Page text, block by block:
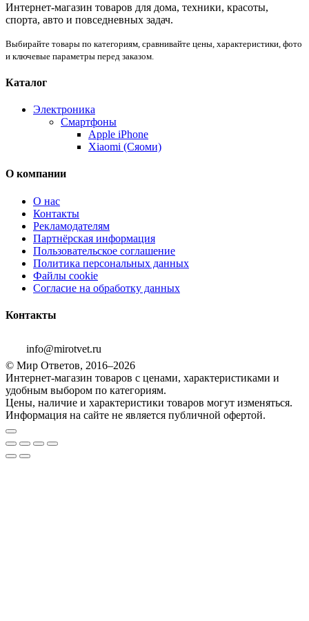
Интернет-магазин товаров для дома, техники, красоты,
спорта, авто и повседневных задач.
Выбирайте товары по категориям, сравнивайте цены, характеристики, фото
и ключевые параметры перед заказом.
Каталог
Электроника
Смартфоны
Apple iPhone
Xiaomi (Сяоми)
О компании
О нас
Контакты
Рекламодателям
Партнёрская информация
Пользовательское соглашение
Политика персональных данных
Файлы cookie
Согласие на обработку данных
Контакты
info@mirotvet.ru
© Мир Ответов, 2016–2026
Интернет-магазин товаров с ценами, характеристиками и
удобным выбором по категориям.
Цены, наличие и характеристики товаров могут изменяться.
Информация на сайте не является публичной офертой.